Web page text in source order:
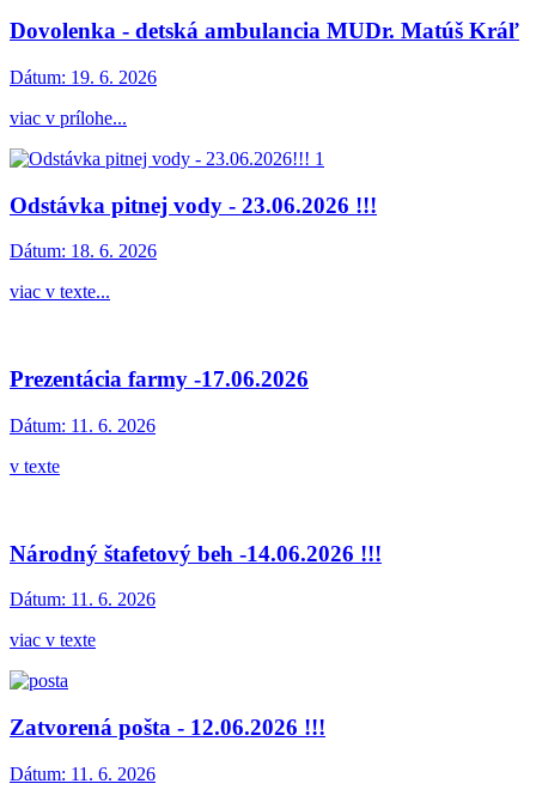
Dovolenka - detská ambulancia MUDr. Matúš Kráľ
Dátum: 19. 6. 2026
viac v prílohe...
Odstávka pitnej vody - 23.06.2026 !!!
Dátum: 18. 6. 2026
viac v texte...
Prezentácia farmy -17.06.2026
Dátum: 11. 6. 2026
v texte
Národný štafetový beh -14.06.2026 !!!
Dátum: 11. 6. 2026
viac v texte
Zatvorená pošta - 12.06.2026 !!!
Dátum: 11. 6. 2026